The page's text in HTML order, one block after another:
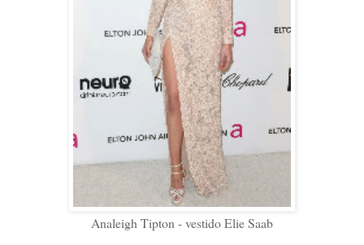
Analeigh Tipton - vestido Elie Saab